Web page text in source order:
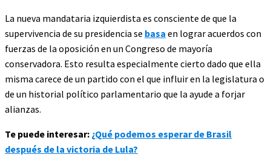
La nueva mandataria izquierdista es consciente de que la
supervivencia de su presidencia se basa en lograr acuerdos con
fuerzas de la oposición en un Congreso de mayoría
conservadora. Esto resulta especialmente cierto dado que ella
misma carece de un partido con el que influir en la legislatura o
de un historial político parlamentario que la ayude a forjar
alianzas.
Te puede interesar: ¿Qué podemos esperar de Brasil
después de la victoria de Lula?